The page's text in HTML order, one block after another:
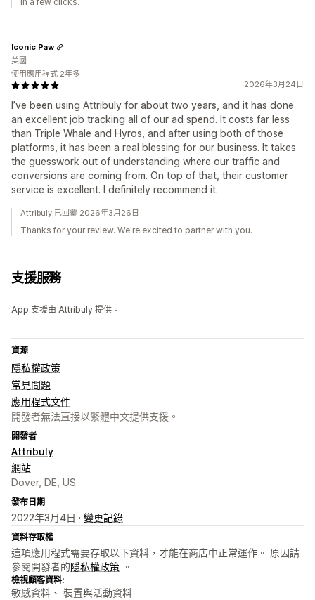
2026年3月24日
I’ve been using Attribuly for about two years, and it has done
an excellent job tracking all of our ad spend. It costs far less
than Triple Whale and Hyros, and after using both of those
platforms, it has been a real blessing for our business. It takes
the guesswork out of understanding where our traffic and
conversions are coming from. On top of that, their customer
service is excellent. I definitely recommend it.
Iconic Paw
美國
使用應用程式 2年多
Attribuly 已回覆 2026年3月26日
Thanks for your review. We're excited to partner with you.
支援服務
App 支援由 Attribuly 提供。
資源
隱私權政策
常見問題
應用程式文件
開發者無法直接以繁體中文提供支援。
開發者
Attribuly
網站
Dover, DE, US
發布日期
2022年3月4日 · 變更記錄
資料存取權
這項應用程式需要存取以下資料，才能在商店中正常運作。 原因請
參閱開發者的隱私權政策 。
檢視顧客資料:
敏感資料、 裝置與活動資料